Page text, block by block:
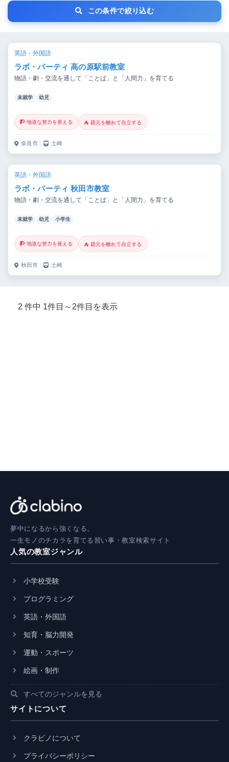
この条件で絞り込む
英語・外国語
ラボ・パーティ 高の原駅前教室
物語・劇・交流を通して「ことば」と「人間力」を育てる
未就学 幼児
🧗 地道な努力を覚える ⛺ 親元を離れて自立する
奈良市 ｜ 土崎
英語・外国語
ラボ・パーティ 秋田市教室
物語・劇・交流を通して「ことば」と「人間力」を育てる
未就学 幼児 小学生
🧗 地道な努力を覚える ⛺ 親元を離れて自立する
秋田市 ｜ 土崎
2 件中 1件目～2件目を表示
夢中になるから強くなる。
一生モノのチカラを育てる習い事・教室検索サイト
人気の教室ジャンル
小学校受験
プログラミング
英語・外国語
知育・脳力開発
運動・スポーツ
絵画・制作
すべてのジャンルを見る
サイトについて
クラビノについて
プライバシーポリシー